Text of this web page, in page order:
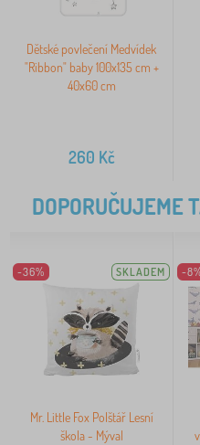
Dětské povlečení Medvídek
"Ribbon" baby 100x135 cm +
40x60 cm
260 Kč
DOPORUČUJEME
-36% SKLADEM
Mr. Little Fox Polštář Lesní
škola - Mýval
-